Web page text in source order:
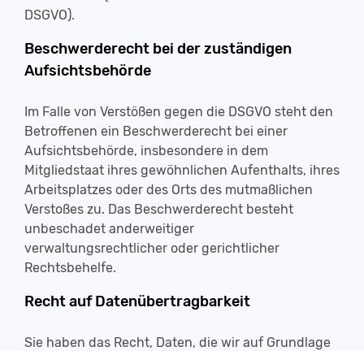
DSGVO).
Beschwerderecht bei der zuständigen
Aufsichtsbehörde
Im Falle von Verstößen gegen die DSGVO steht den
Betroffenen ein Beschwerderecht bei einer
Aufsichtsbehörde, insbesondere in dem
Mitgliedstaat ihres gewöhnlichen Aufenthalts, ihres
Arbeitsplatzes oder des Orts des mutmaßlichen
Verstoßes zu. Das Beschwerderecht besteht
unbeschadet anderweitiger
verwaltungsrechtlicher oder gerichtlicher
Rechtsbehelfe.
Recht auf Datenübertragbarkeit
Sie haben das Recht, Daten, die wir auf Grundlage